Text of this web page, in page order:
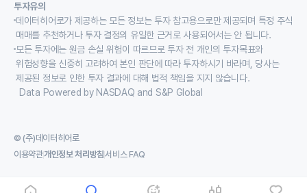
투자유의
데이터히어로가 제공하는 모든 정보는 투자 참고용으로만 제공되며 특정 주식
매매를 추천하거나 투자 결정의 유일한 근거로 사용되어서는 안 됩니다.
모든 투자에는 원금 손실 위험이 따르므로 투자 전 개인의 투자목표와
위험성향을 신중히 고려하여 본인 판단에 따라 투자하시기 바라며, 당사는
제공된 정보로 인한 투자 결과에 대해 법적 책임을 지지 않습니다.
Data Powered by NASDAQ and S&P Global
© (주)데이터히어로
이용약관개인정보 처리방침서비스 FAQ